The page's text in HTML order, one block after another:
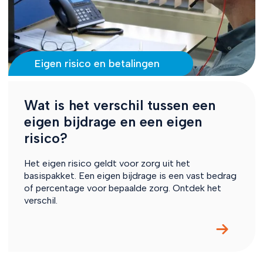
Eigen risico en betalingen
Wat is het verschil tussen een
eigen bijdrage en een eigen
risico?
Het eigen risico geldt voor zorg uit het
basispakket. Een eigen bijdrage is een vast bedrag
of percentage voor bepaalde zorg. Ontdek het
verschil.